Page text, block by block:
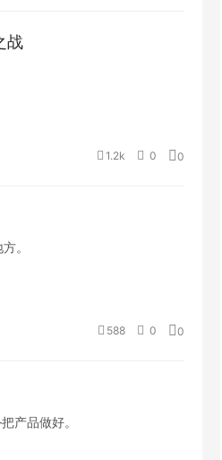
战
1.2k 0 0
。
588 0 0
产品做好。